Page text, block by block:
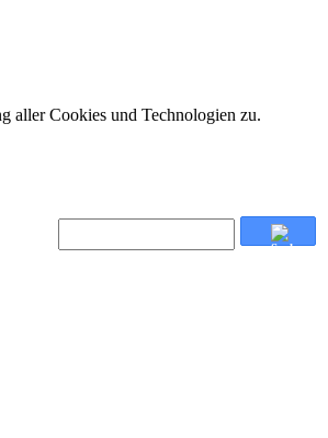
aller Cookies und Technologien zu.